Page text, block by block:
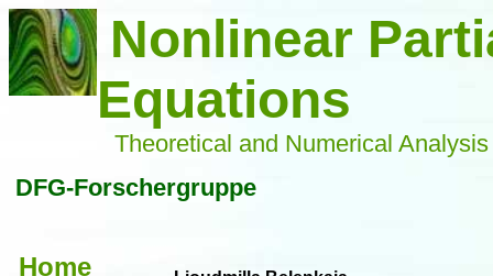
Nonlinear
Equations
Theoretical and Numerical Analysis
DFG-Forschergruppe
Home